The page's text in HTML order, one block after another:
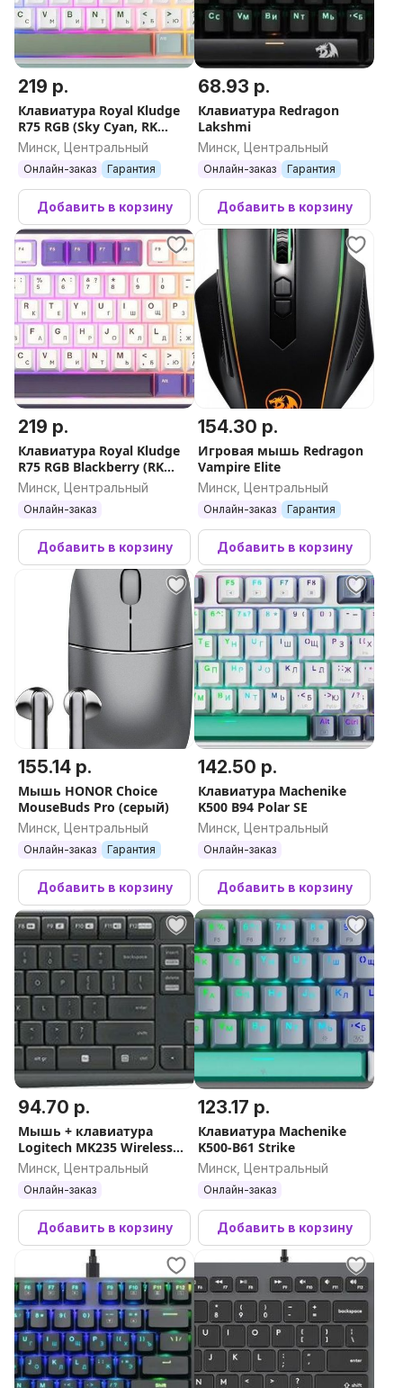
219 р.
Клавиатура Royal Kludge
R75 RGB (Sky Cyan, RK
Silver)
Минск, Центральный
Онлайн-заказ Гарантия
Добавить в корзину
68.93 р.
Клавиатура Redragon
Lakshmi
Минск, Центральный
Онлайн-заказ Гарантия
Добавить в корзину
219 р.
Клавиатура Royal Kludge
R75 RGB Blackberry (RK
Brown)
Минск, Центральный
Онлайн-заказ
Добавить в корзину
154.30 р.
Игровая мышь Redragon
Vampire Elite
Минск, Центральный
Онлайн-заказ Гарантия
Добавить в корзину
155.14 р.
Мышь HONOR Choice
MouseBuds Pro (серый)
Минск, Центральный
Онлайн-заказ Гарантия
Добавить в корзину
142.50 р.
Клавиатура Machenike
K500 B94 Polar SE
Минск, Центральный
Онлайн-заказ
Добавить в корзину
94.70 р.
Мышь + клавиатура
Logitech MK235 Wireless
Keyboard and Mouse 920-
007948
Минск, Центральный
Онлайн-заказ
Добавить в корзину
123.17 р.
Клавиатура Machenike
K500-B61 Strike
Минск, Центральный
Онлайн-заказ
Добавить в корзину